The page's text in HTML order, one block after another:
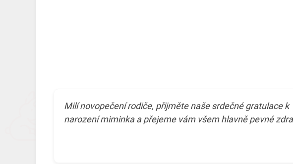
Milí novopečení rodiče, přijměte naše srdečné gratulace k
narození miminka a přejeme vám všem hlavně pevné